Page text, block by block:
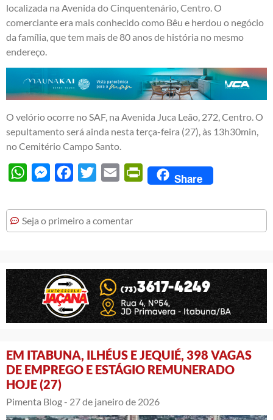
localizada na Avenida do Cinquentenário, Centro. O
comerciante era mais conhecido como Bêu e herdou o negócio
da família, que tem mais de 80 anos de história no mesmo
endereço.
O velório ocorre no SAF, na Avenida Juca Leão, 272, Centro. O
sepultamento será ainda nesta terça-feira (27), às 13h30min,
no Cemitério Campo Santo.
WhatsAppMessengerFacebook
Twitter Email PrintFriendly
Share
Seja o primeiro a comentar
EM ITABUNA, ILHÉUS E JEQUIÉ, 398 VAGAS
DE EMPREGO E ESTÁGIO REMUNERADO
HOJE (27)
Pimenta Blog - 27 de janeiro de 2026